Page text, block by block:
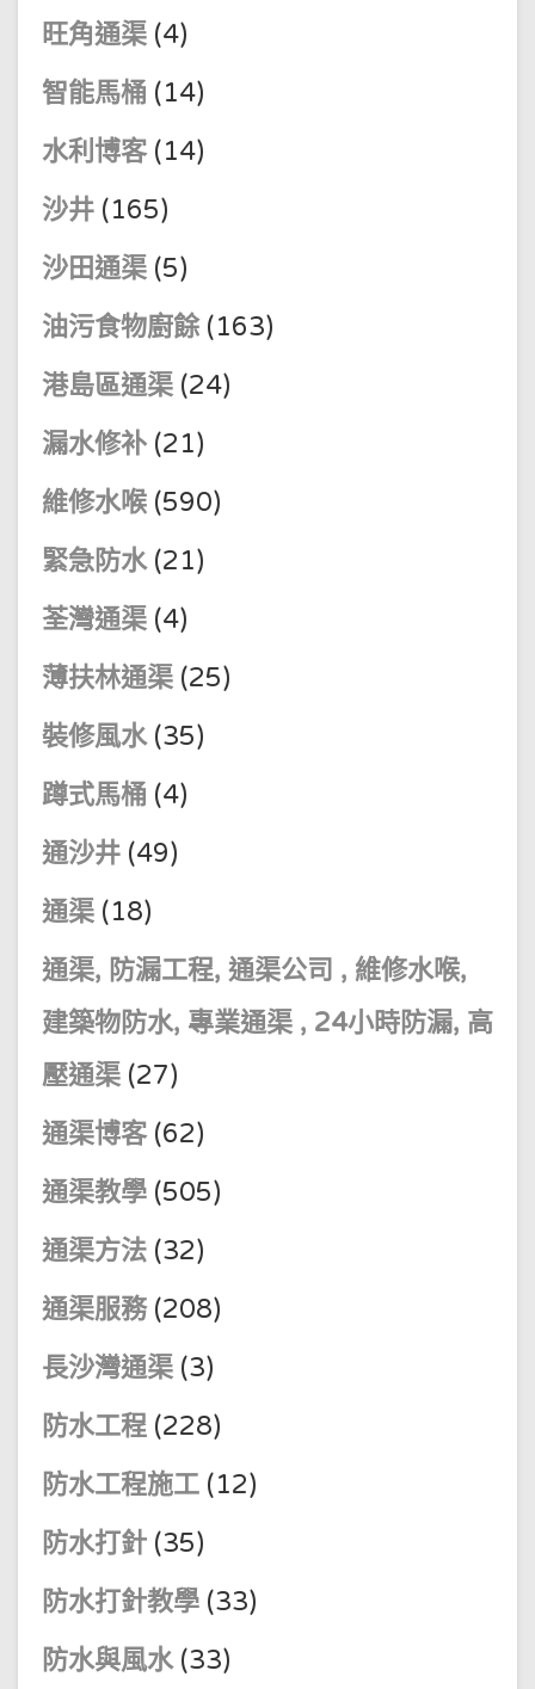
旺角通渠 (4)
智能馬桶 (14)
水利博客(14)
沙井 (165)
沙田通渠 (5)
油污食物廚餘(163)
港島區通渠 (24)
漏水修补 (21)
維修水喉 (590)
緊急防水(21)
荃灣通渠 (4)
薄扶林通渠 (25)
裝修風水(35)
蹲式馬桶 (4)
通沙井 (49)
通渠 (18)
通渠, 防漏工程, 通渠公司 , 維修水喉,
建築物防水, 專業通渠 , 24小時防漏, 高
壓通渠 (27)
通渠博客(62)
通渠教學 (505)
通渠方法 (32)
通渠服務(208)
長沙灣通渠 (3)
防水工程 (228)
防水工程施工 (12)
防水打針 (35)
防水打針教學 (33)
防水與風水(33)